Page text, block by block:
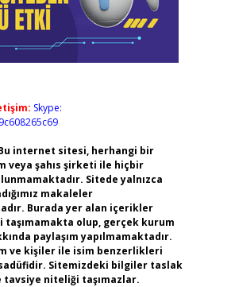
Skype:
internet sitesi, herhangi bir
veya şahıs şirketi ile hiçbir
Sitede yalnızca
makaleler
Burada yer alan içerikler
taşımamakta olup, gerçek kurum
paylaşım yapılmamaktadır.
ve kişiler ile isim benzerlikleri
Sitemizdeki bilgiler taslak
tavsiye niteliği taşımazlar.